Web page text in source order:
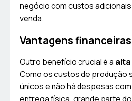
negócio com custos
venda.
Vantagens
Outro benefício crucial é a alta
Como os custos de produção
únicos e não há despesas
entrega física, grande parte